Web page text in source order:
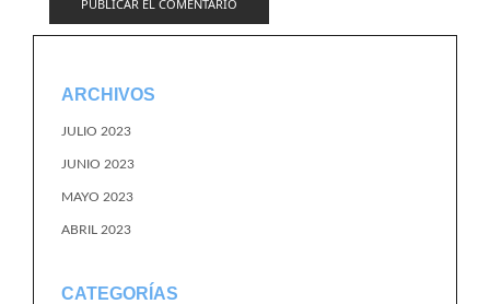
ARCHIVOS
JULIO 2023
JUNIO 2023
MAYO 2023
ABRIL 2023
CATEGORÍAS